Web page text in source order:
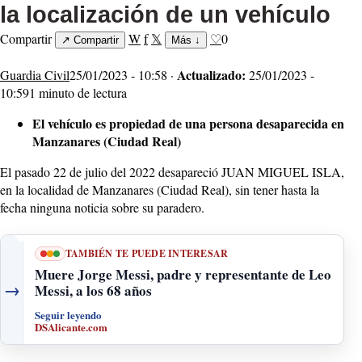
la localización de un vehículo
Compartir ↗ Compartir Wf 𝕏 Más ↓ ♡0
Guardia Civil25/01/2023 - 10:58 · Actualizado: 25/01/2023 -
10:591 minuto de lectura
El vehículo es propiedad de una persona desaparecida en
Manzanares (Ciudad Real)
El pasado 22 de julio del 2022 desapareció JUAN MIGUEL ISLA,
en la localidad de Manzanares (Ciudad Real), sin tener hasta la
fecha ninguna noticia sobre su paradero.
→
TAMBIÉN TE PUEDE INTERESAR
Muere Jorge Messi, padre y representante de Leo
Messi, a los 68 años
Seguir leyendo
DSAlicante.com